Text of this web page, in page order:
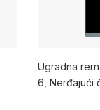
Ugradna
6, Nerđajući